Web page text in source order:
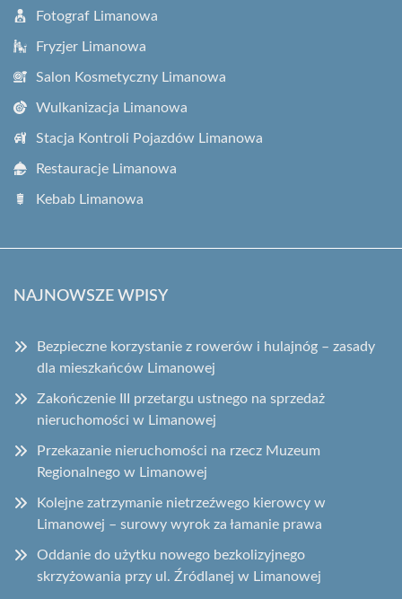
Fotograf Limanowa
Fryzjer Limanowa
Salon Kosmetyczny Limanowa
Wulkanizacja Limanowa
Stacja Kontroli Pojazdów Limanowa
Restauracje Limanowa
Kebab Limanowa
NAJNOWSZE WPISY
Bezpieczne korzystanie z rowerów i hulajnóg – zasady
dla mieszkańców Limanowej
Zakończenie III przetargu ustnego na sprzedaż
nieruchomości w Limanowej
Przekazanie nieruchomości na rzecz Muzeum
Regionalnego w Limanowej
Kolejne zatrzymanie nietrzeźwego kierowcy w
Limanowej – surowy wyrok za łamanie prawa
Oddanie do użytku nowego bezkolizyjnego
skrzyżowania przy ul. Źródlanej w Limanowej